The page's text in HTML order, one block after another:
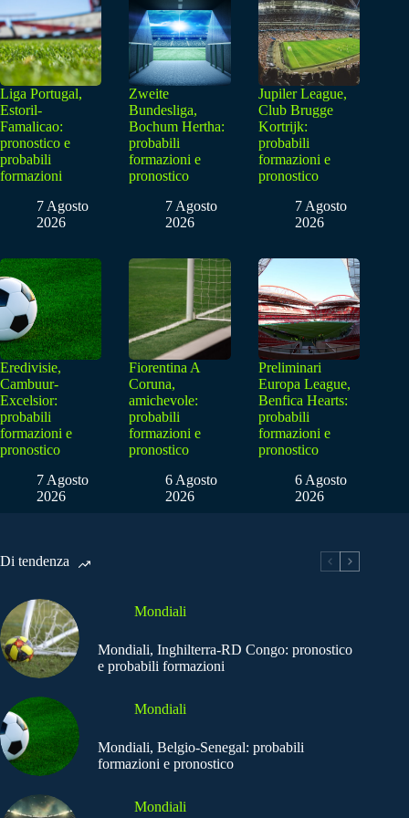
Liga Portugal,
Estoril-
Famalicao:
pronostico e
probabili
formazioni
7 Agosto
2026
Zweite
Bundesliga,
Bochum Hertha:
probabili
formazioni e
pronostico
7 Agosto
2026
Jupiler League,
Club Brugge
Kortrijk:
probabili
formazioni e
pronostico
7 Agosto
2026
Eredivisie,
Cambuur-
Excelsior:
probabili
formazioni e
pronostico
7 Agosto
2026
Fiorentina A
Coruna,
amichevole:
probabili
formazioni e
pronostico
6 Agosto
2026
Preliminari
Europa League,
Benfica Hearts:
probabili
formazioni e
pronostico
6 Agosto
2026
Di tendenza
Mondiali
Mondiali, Inghilterra-RD Congo: pronostico
e probabili formazioni
Mondiali
Mondiali, Belgio-Senegal: probabili
formazioni e pronostico
Mondiali